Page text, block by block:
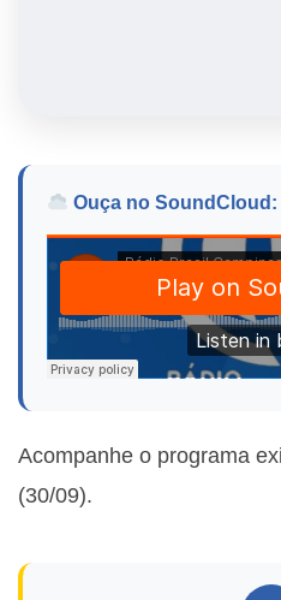
Ouça no SoundCloud:
Acompanhe o programa
(30/09).